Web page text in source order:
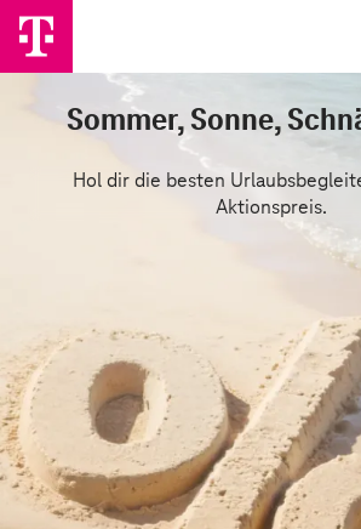
Sommer, Sonne,
Hol dir die besten
Aktionspreis.